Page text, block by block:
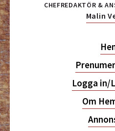
CHEFREDAKTÖR &
Malin
Logga in/
Om